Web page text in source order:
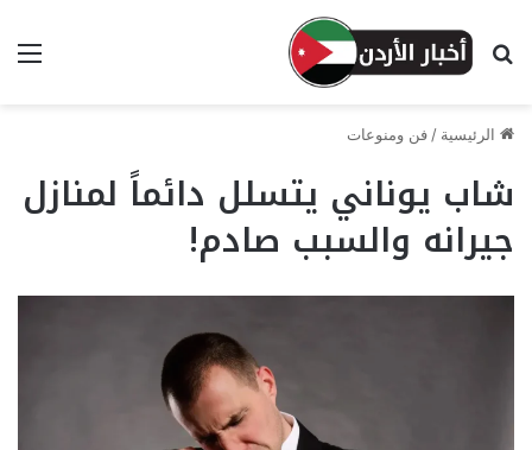
بحث عن
الرئيسية / فن ومنوعات
شاب يوناني يتسلل دائماً لمنازل
جيرانه والسبب صادم!